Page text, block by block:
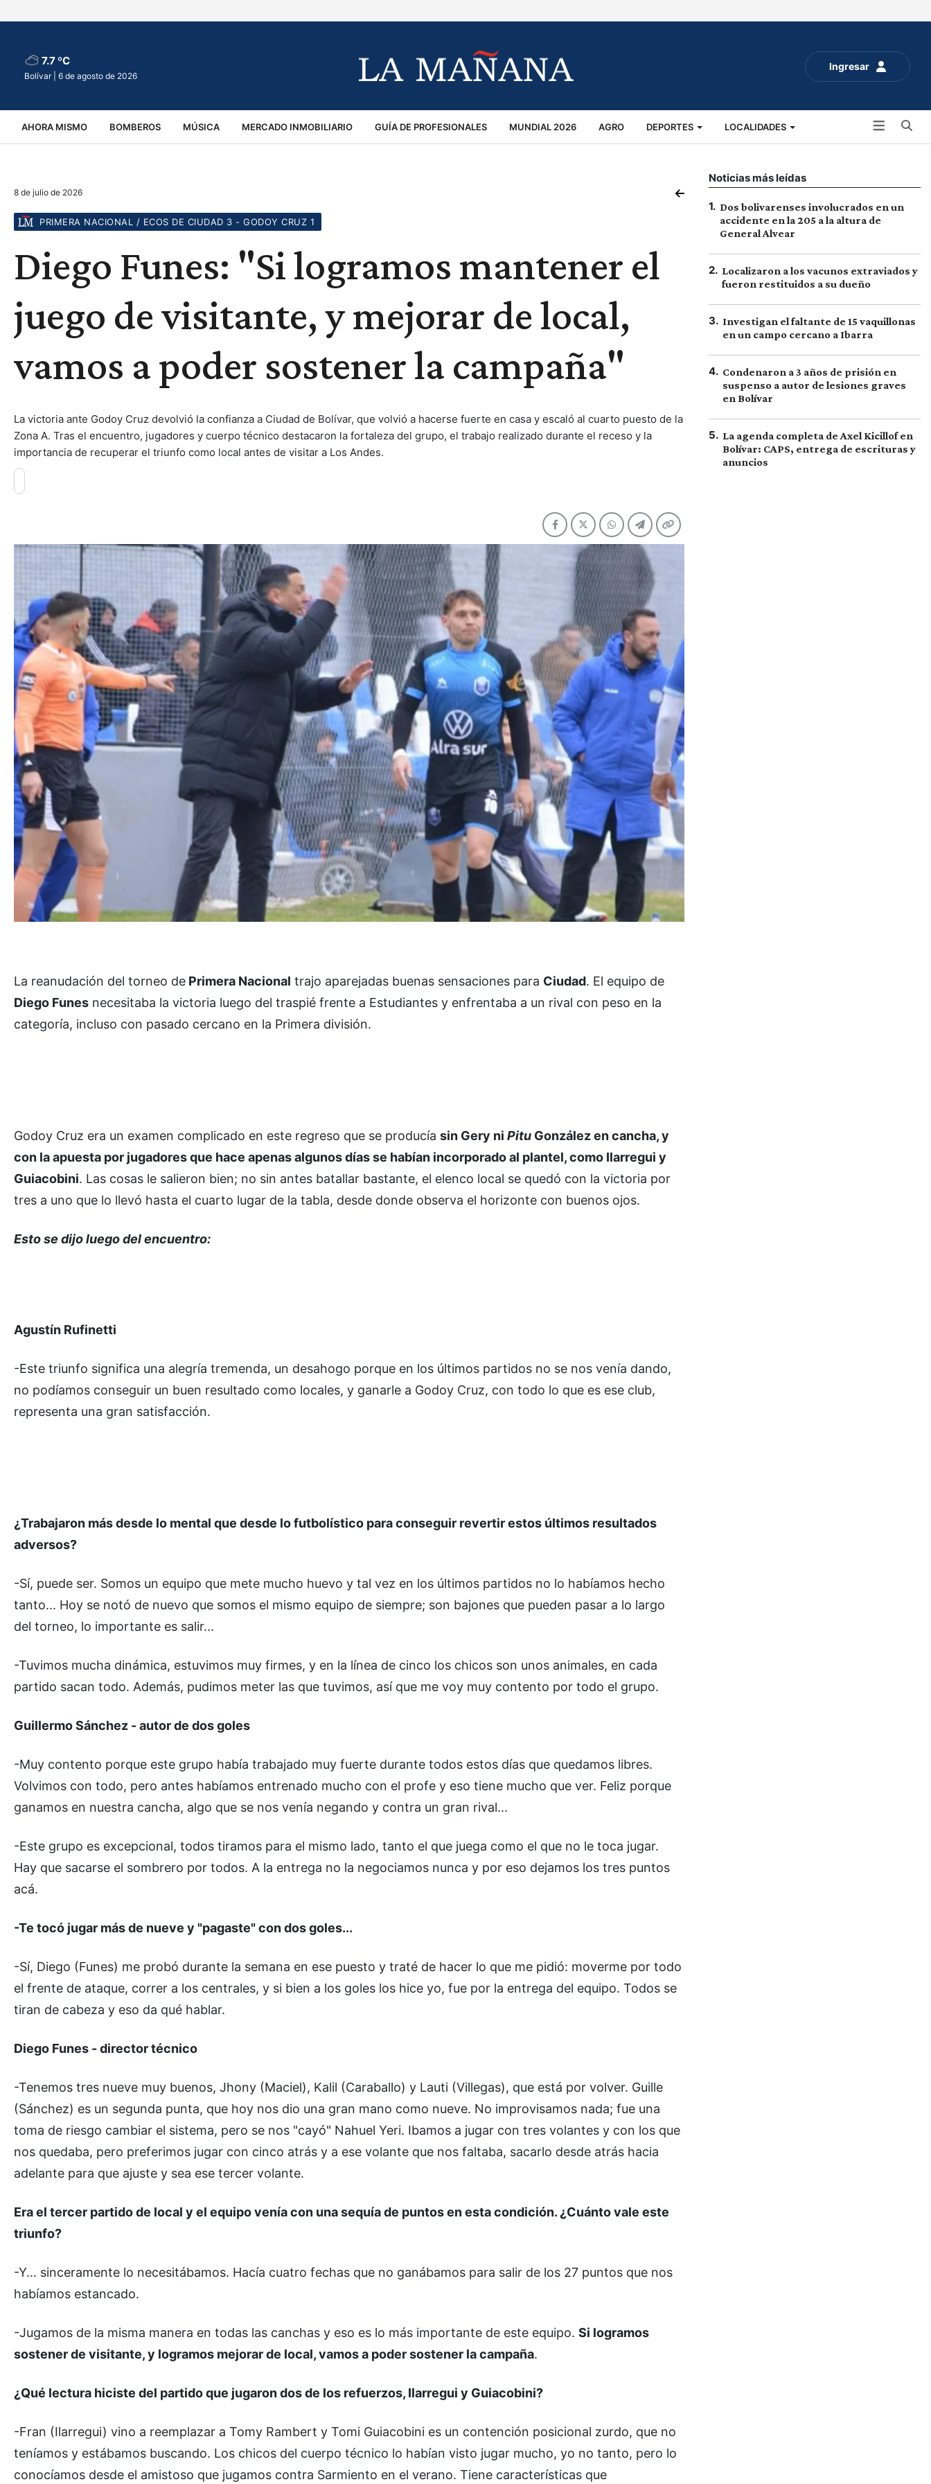
Ingresar
7.7 ºC
Bolívar | 6 de agosto de 2026
AHORA MISMO BOMBEROS MÚSICA MERCADO INMOBILIARIO GUÍA DE PROFESIONALES MUNDIAL 2026 AGRO DEPORTES LOCALIDADES
VIRALES ACCIDENTES
8 de julio de 2026
PRIMERA NACIONAL / ECOS DE CIUDAD 3 - GODOY CRUZ 1
Diego Funes: "Si logramos mantener el
juego de visitante, y mejorar de local,
vamos a poder sostener la campaña"
La victoria ante Godoy Cruz devolvió la confianza a Ciudad de Bolívar, que volvió a hacerse fuerte en casa y escaló al cuarto puesto de la
Zona A. Tras el encuentro, jugadores y cuerpo técnico destacaron la fortaleza del grupo, el trabajo realizado durante el receso y la
importancia de recuperar el triunfo como local antes de visitar a Los Andes.
La reanudación del torneo de Primera Nacional trajo aparejadas buenas sensaciones para Ciudad. El equipo de
Diego Funes necesitaba la victoria luego del traspié frente a Estudiantes y enfrentaba a un rival con peso en la
categoría, incluso con pasado cercano en la Primera división.
Godoy Cruz era un examen complicado en este regreso que se producía sin Gery ni Pitu González en cancha, y
con la apuesta por jugadores que hace apenas algunos días se habían incorporado al plantel, como Ilarregui y
Guiacobini. Las cosas le salieron bien; no sin antes batallar bastante, el elenco local se quedó con la victoria por
tres a uno que lo llevó hasta el cuarto lugar de la tabla, desde donde observa el horizonte con buenos ojos.
Esto se dijo luego del encuentro:
Agustín Rufinetti
-Este triunfo significa una alegría tremenda, un desahogo porque en los últimos partidos no se nos venía dando,
no podíamos conseguir un buen resultado como locales, y ganarle a Godoy Cruz, con todo lo que es ese club,
representa una gran satisfacción.
¿Trabajaron más desde lo mental que desde lo futbolístico para conseguir revertir estos últimos resultados
adversos?
-Sí, puede ser. Somos un equipo que mete mucho huevo y tal vez en los últimos partidos no lo habíamos hecho
tanto... Hoy se notó de nuevo que somos el mismo equipo de siempre; son bajones que pueden pasar a lo largo
del torneo, lo importante es salir...
-Tuvimos mucha dinámica, estuvimos muy firmes, y en la línea de cinco los chicos son unos animales, en cada
partido sacan todo. Además, pudimos meter las que tuvimos, así que me voy muy contento por todo el grupo.
Guillermo Sánchez - autor de dos goles
-Muy contento porque este grupo había trabajado muy fuerte durante todos estos días que quedamos libres.
Volvimos con todo, pero antes habíamos entrenado mucho con el profe y eso tiene mucho que ver. Feliz porque
ganamos en nuestra cancha, algo que se nos venía negando y contra un gran rival...
-Este grupo es excepcional, todos tiramos para el mismo lado, tanto el que juega como el que no le toca jugar.
Hay que sacarse el sombrero por todos. A la entrega no la negociamos nunca y por eso dejamos los tres puntos
acá.
-Te tocó jugar más de nueve y "pagaste" con dos goles...
-Sí, Diego (Funes) me probó durante la semana en ese puesto y traté de hacer lo que me pidió: moverme por todo
el frente de ataque, correr a los centrales, y si bien a los goles los hice yo, fue por la entrega del equipo. Todos se
tiran de cabeza y eso da qué hablar.
Diego Funes - director técnico
-Tenemos tres nueve muy buenos, Jhony (Maciel), Kalil (Caraballo) y Lauti (Villegas), que está por volver. Guille
(Sánchez) es un segunda punta, que hoy nos dio una gran mano como nueve. No improvisamos nada; fue una
toma de riesgo cambiar el sistema, pero se nos "cayó" Nahuel Yeri. Ibamos a jugar con tres volantes y con los que
nos quedaba, pero preferimos jugar con cinco atrás y a ese volante que nos faltaba, sacarlo desde atrás hacia
adelante para que ajuste y sea ese tercer volante.
Era el tercer partido de local y el equipo venía con una sequía de puntos en esta condición. ¿Cuánto vale este
triunfo?
-Y... sinceramente lo necesitábamos. Hacía cuatro fechas que no ganábamos para salir de los 27 puntos que nos
habíamos estancado.
-Jugamos de la misma manera en todas las canchas y eso es lo más importante de este equipo. Si logramos
sostener de visitante, y logramos mejorar de local, vamos a poder sostener la campaña.
¿Qué lectura hiciste del partido que jugaron dos de los refuerzos, Ilarregui y Guiacobini?
-Fran (Ilarregui) vino a reemplazar a Tomy Rambert y Tomi Guiacobini es un contención posicional zurdo, que no
teníamos y estábamos buscando. Los chicos del cuerpo técnico lo habían visto jugar mucho, yo no tanto, pero lo
conocíamos desde el amistoso que jugamos contra Sarmiento en el verano. Tiene características que
Noticias más leídas
1. Dos bolivarenses involucrados en un
accidente en la 205 a la altura de
General Alvear
2. Localizaron a los vacunos extraviados y
fueron restituidos a su dueño
3. Investigan el faltante de 15 vaquillonas
en un campo cercano a Ibarra
4. Condenaron a 3 años de prisión en
suspenso a autor de lesiones graves
en Bolívar
5. La agenda completa de Axel Kicillof en
Bolívar: CAPS, entrega de escrituras y
anuncios